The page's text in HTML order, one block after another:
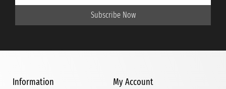
Subscribe Now
Information My Account